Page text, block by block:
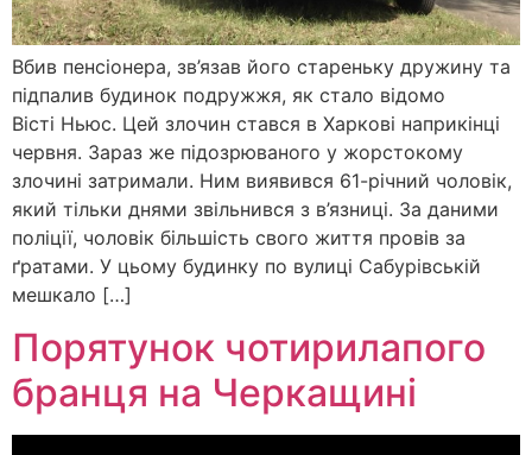
Вбив пенсіонера, зв’язав його стареньку дружину та
підпалив будинок подружжя, як стало відомо
Вісті Ньюс. Цей злочин стався в Харкові наприкінці
червня. Зараз же підозрюваного у жорстокому
злочині затримали. Ним виявився 61-річний чоловік,
який тільки днями звільнився з в’язниці. За даними
поліції, чоловік більшість свого життя провів за
ґратами. У цьому будинку по вулиці Сабурівській
мешкало […]
Порятунок чотирилапого
бранця на Черкащині